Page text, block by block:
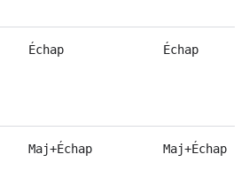
Échap Échap
Maj+Échap Maj+Échap